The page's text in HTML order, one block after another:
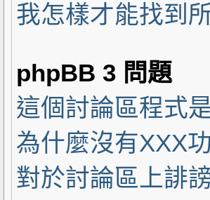
我怎樣才能找到
phpBB 3 問題
這個討論區程式
為什麼沒有XXX
對於討論區上誹